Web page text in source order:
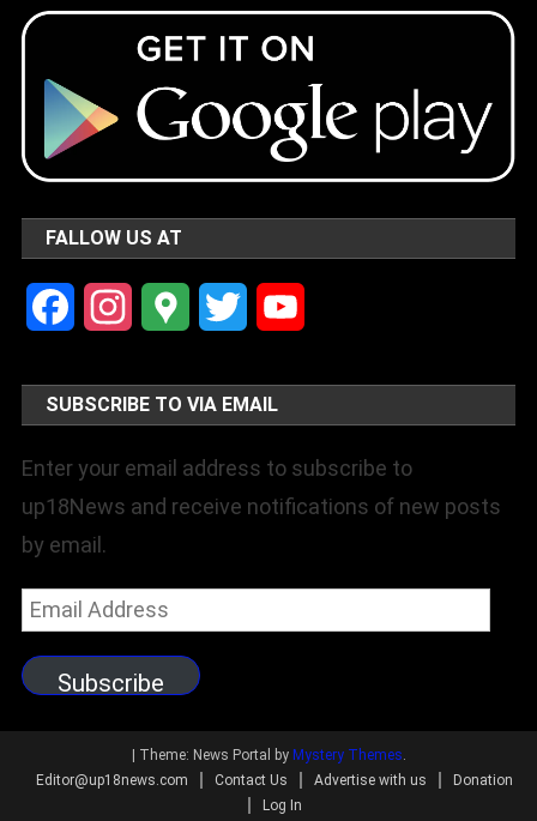
FALLOW US AT
FacebookInstagramGoogle Twitter
SUBSCRIBE TO VIA EMAIL
Enter your email address to subscribe to
up18News and receive notifications of new posts
by email.
Email
Subscribe
Theme: News Portal by Mystery Themes.
Editor@up18news.com
Contact Us Advertise with us
Donation
Log In